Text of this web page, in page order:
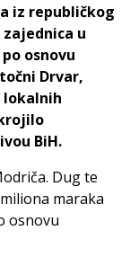
iz republičkog
u
osnovu
Drvar,
lokalnih
BiH.
Dug te
maraka
osnovu